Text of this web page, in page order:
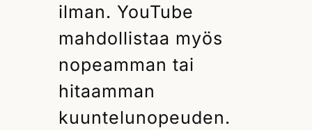
ilman. YouTube
mahdollistaa myös
nopeamman tai
hitaamman
kuuntelunopeuden.